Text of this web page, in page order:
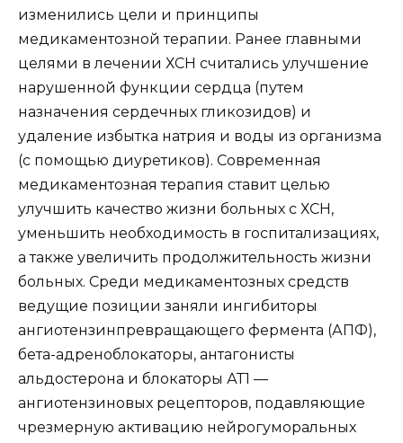
изменились цели и принципы
медикаментозной терапии. Ранее главными
целями в лечении ХСН считались улучшение
нарушенной функции сердца (путем
назначения сердечных гликозидов) и
удаление избытка натрия и воды из организма
(с помощью диуретиков). Современная
медикаментозная терапия ставит целью
улучшить качество жизни больных с ХСН,
уменьшить необходимость в госпитализациях,
а также увеличить продолжительность жизни
больных. Среди медикаментозных средств
ведущие позиции заняли ингибиторы
ангиотензинпревращающего фермента (АПФ),
бета-адреноблокаторы, антагонисты
альдостерона и блокаторы АТ1 —
ангиотензиновых рецепторов, подавляющие
чрезмерную активацию нейрогуморальных